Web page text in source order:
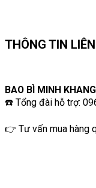
THÔNG TIN
BAO BÌ MINH KHANG
☎️ Tổng đài hỗ trợ:
👉 Tư vấn mua hàng